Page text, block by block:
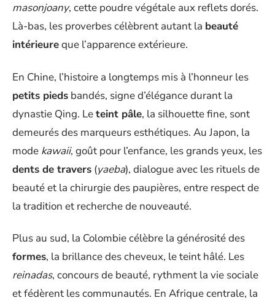
masonjoany, cette poudre végétale aux reflets dorés.
Là-bas, les proverbes célèbrent autant la beauté
intérieureque l’apparence extérieure.
En Chine, l’histoire a longtemps mis à l’honneur les
petits pieds bandés, signe d’élégance durant la
dynastie Qing. Leteint pâle, la silhouette fine, sont
demeurés des marqueurs esthétiques. Au Japon, la
mode kawaii, goût pour l’enfance, les grands yeux, les
dents de travers (yaeba), dialogue avec les rituels de
beauté et la chirurgie des paupières, entre respect de
la tradition et recherche de nouveauté.
Plus au sud, la Colombie célèbre la générosité des
formes, la brillance des cheveux, le teint hâlé. Les
reinadas, concours de beauté, rythment la vie sociale
et fédèrent les communautés. En Afrique centrale, la